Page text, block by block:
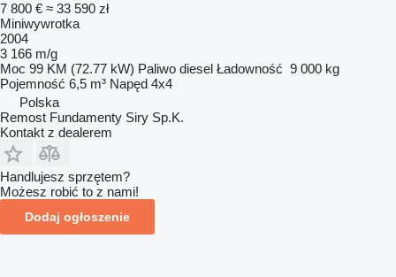
7 800 € ≈ 33 590 zł
Miniwywrotka
2004
3 166 m/g
Moc 99 KM (72.77 kW) Paliwo diesel Ładowność 9 000 kg
Pojemność 6,5 m³ Napęd 4x4
Polska
Remost Fundamenty Siry Sp.K.
Kontakt z dealerem
Handlujesz sprzętem?
Możesz robić to z nami!
Dodaj ogłoszenie